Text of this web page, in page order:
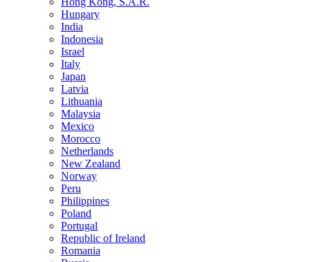
Hungary
India
Indonesia
Israel
Italy
Japan
Latvia
Lithuania
Malaysia
Mexico
Morocco
Netherlands
New Zealand
Norway
Peru
Philippines
Poland
Portugal
Republic of Ireland
Romania